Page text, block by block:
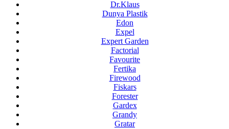
Dr.Klaus
Dunya Plastik
Edon
Expel
Expert Garden
Factorial
Favourite
Fertika
Firewood
Fiskars
Forester
Gardex
Grandy
Gratar